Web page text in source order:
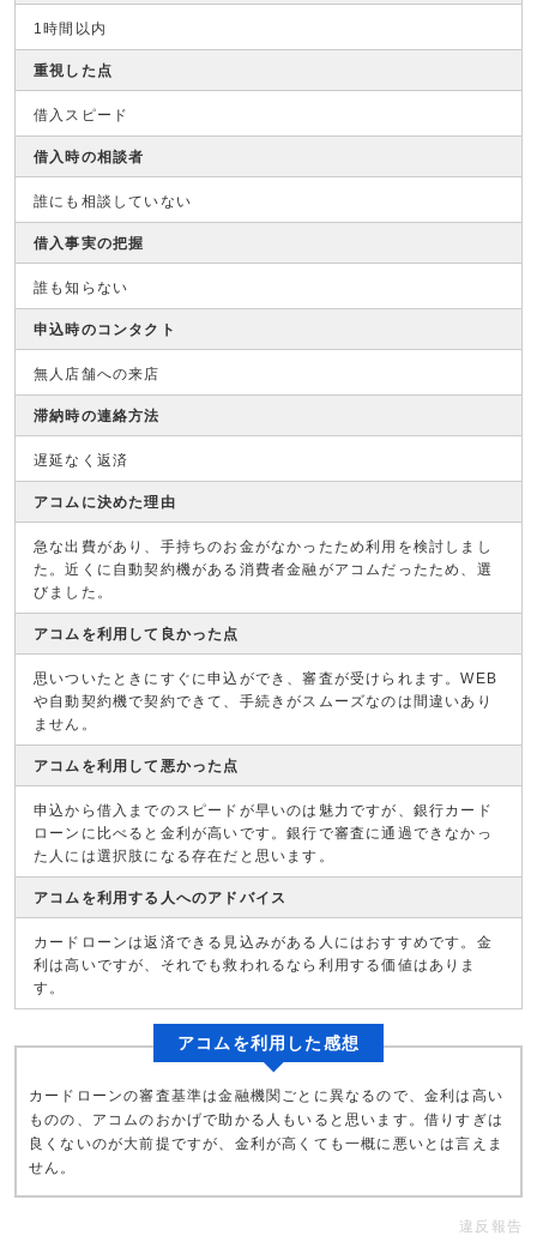
1時間以内
重視した点
借入スピード
借入時の相談者
誰にも相談していない
借入事実の把握
誰も知らない
申込時のコンタクト
無人店舗への来店
滞納時の連絡方法
遅延なく返済
アコムに決めた理由
急な出費があり、手持ちのお金がなかったため利用を検討しまし
た。近くに自動契約機がある消費者金融がアコムだったため、選
びました。
アコムを利用して良かった点
思いついたときにすぐに申込ができ、審査が受けられます。WEB
や自動契約機で契約できて、手続きがスムーズなのは間違いあり
ません。
アコムを利用して悪かった点
申込から借入までのスピードが早いのは魅力ですが、銀行カード
ローンに比べると金利が高いです。銀行で審査に通過できなかっ
た人には選択肢になる存在だと思います。
アコムを利用する人へのアドバイス
カードローンは返済できる見込みがある人にはおすすめです。金
利は高いですが、それでも救われるなら利用する価値はありま
す。
アコムを利用した感想
カードローンの審査基準は金融機関ごとに異なるので、金利は高い
ものの、アコムのおかげで助かる人もいると思います。借りすぎは
良くないのが大前提ですが、金利が高くても一概に悪いとは言えま
せん。
違反報告